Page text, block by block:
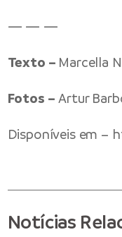
— — —
Texto – Marcella
Fotos – Artur
Disponíveis em –
Notícias